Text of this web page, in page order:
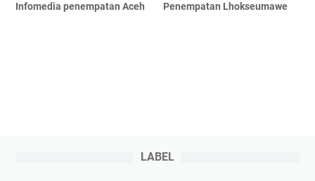
Infomedia penempatan Aceh
Penempatan Lhokseumawe
LABEL